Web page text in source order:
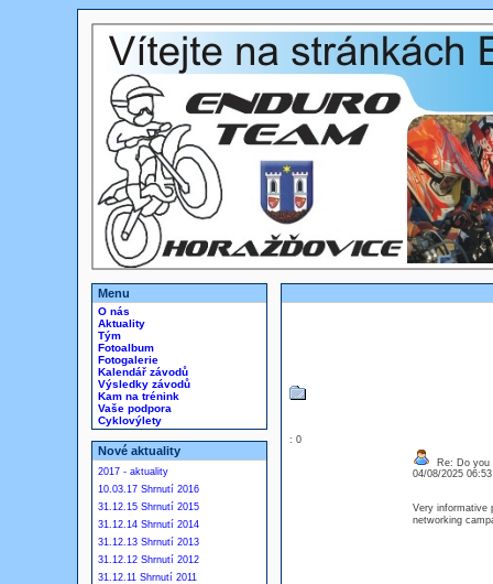
Menu
O nás
Aktuality
Tým
Fotoalbum
Fotogalerie
Kalendář závodů
Výsledky závodů
Kam na trénink
Vaše podpora
Cyklovýlety
Nové aktuality
2017 - aktuality
10.03.17 Shrnutí 2016
31.12.15 Shrnutí 2015
31.12.14 Shrnutí 2014
31.12.13 Shrnutí 2013
31.12.12 Shrnutí 2012
31.12.11 Shrnutí 2011
: 0
Re: Do you
04/08/2025
Very informative
networking